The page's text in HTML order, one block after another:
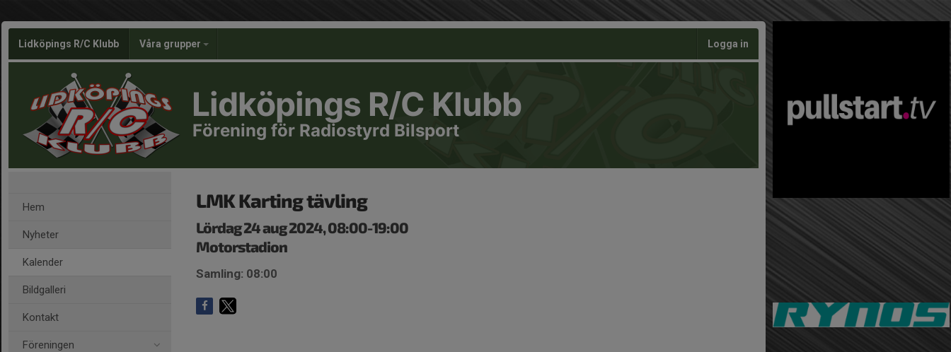
Lidköpings R/C Klubb Våra grupper Logga in
Lidköpings R/C Klubb
Förening för Radiostyrd Bilsport
Hem
Nyheter
Kalender
Bildgalleri
Kontakt
Föreningen
LMK Karting tävling
Lördag 24 aug 2024, 08:00-19:00
Motorstadion
Samling: 08:00